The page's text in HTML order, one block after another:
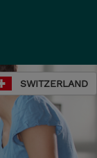
SWITZERLAND